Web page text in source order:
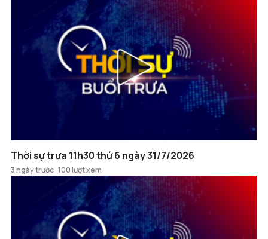
Thời sự trưa 11h30 thứ 6 ngày 31/7/2026
3 ngày trước 100 lượt xem